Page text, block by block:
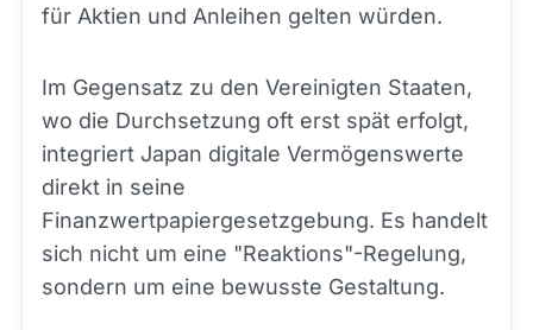
für Aktien und Anleihen gelten würden.
Im Gegensatz zu den Vereinigten Staaten,
wo die Durchsetzung oft erst spät erfolgt,
integriert Japan digitale Vermögenswerte
direkt in seine
Finanzwertpapiergesetzgebung. Es handelt
sich nicht um eine "Reaktions"-Regelung,
sondern um eine bewusste Gestaltung.